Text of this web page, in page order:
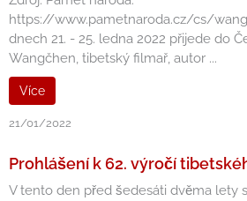
https://www.pametnaroda.cz/cs/
dnech 21. - 25. ledna 2022 přijede do
Wangčhen, tibetský filmař, autor ...
Více
21/01/2022
Prohlášení k 62. výročí
V tento den před šedesáti dvěma lety